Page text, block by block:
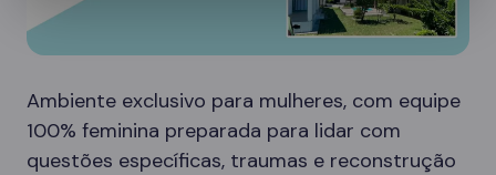
Ambiente exclusivo para mulheres, com equipe
100% feminina preparada para lidar com
questões específicas, traumas e reconstrução